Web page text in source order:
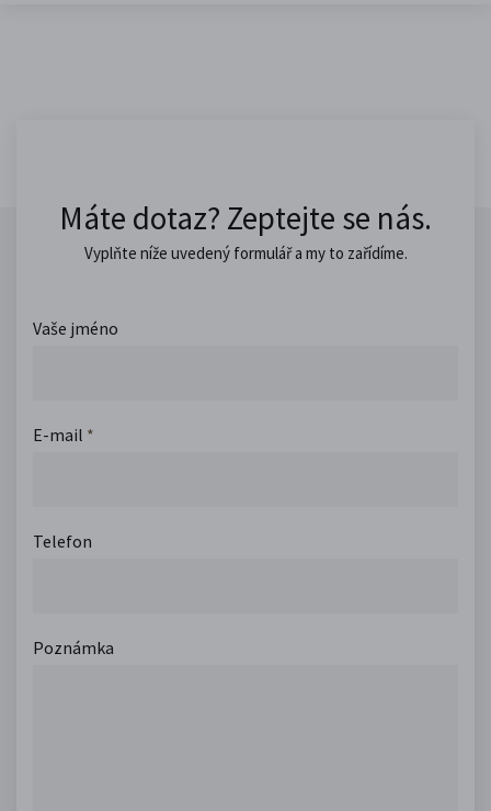
Máte dotaz? Zeptejte se nás.
Vyplňte níže uvedený formulář a my to zařídíme.
Vaše jméno
E-mail *
Telefon
Poznámka